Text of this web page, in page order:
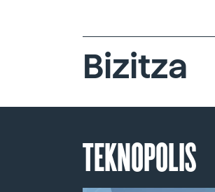
Bizitza
TEKNOPOLIS